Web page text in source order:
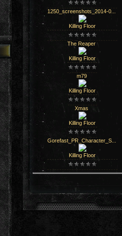
1250_screenshots_2014-0...
Killing Floor
The Reaper
Killing Floor
m79
Killing Floor
Xmas
Killing Floor
Gorefast_PR_Character_S...
Killing Floor